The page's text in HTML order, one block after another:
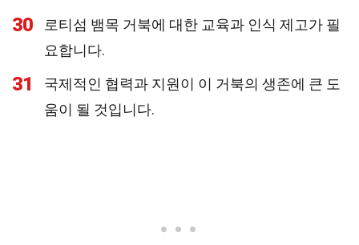
30
로티섬 뱀목 거북에 대한 교육과 인식 제고가 필
요합니다.
31
국제적인 협력과 지원이 이 거북의 생존에 큰 도
움이 될 것입니다.